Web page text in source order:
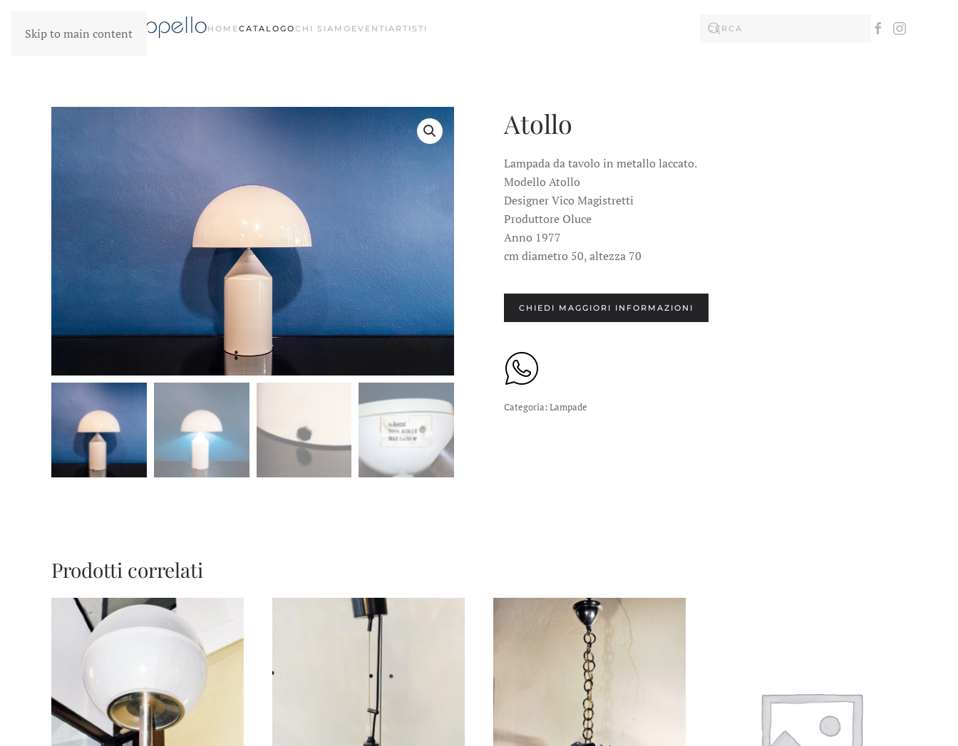
Skip to main content HOMECATALOGOCHI SIAMO EVENTI ARTISTI
Atollo
Lampada da tavolo in metallo laccato.
Modello Atollo
Designer Vico Magistretti
Produttore Oluce
Anno 1977
cm diametro 50, altezza 70
CHIEDI MAGGIORI INFORMAZIONI
Categoria: Lampade
Prodotti correlati